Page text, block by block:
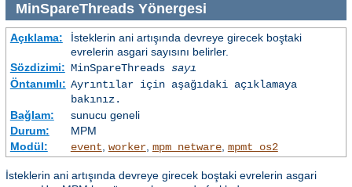
MinSpareThreadsYönergesi
Açıklama:
İsteklerin ani artışında devreye girecek boştaki
evrelerin asgari sayısını belirler.
Sözdizimi: MinSpareThreads sayı
Öntanımlı: Ayrıntılar için aşağıdaki açıklamaya
bakınız.
Bağlam:
sunucu geneli
Durum:
MPM
Modül:
event worker, mpm_netware, mpmt_os2
İsteklerin ani artışında devreye girecek boştaki evrelerin asgari